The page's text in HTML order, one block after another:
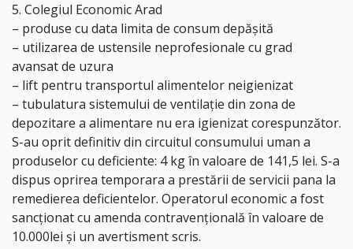
5. Colegiul Economic Arad
– produse cu data limita de consum depășită
– utilizarea de ustensile neprofesionale cu grad
avansat de uzura
– lift pentru transportul alimentelor neigienizat
– tubulatura sistemului de ventilație din zona de
depozitare a alimentare nu era igienizat corespunzător.
S-au oprit definitiv din circuitul consumului uman a
produselor cu deficiente: 4 kg în valoare de 141,5 lei. S-a
dispus oprirea temporara a prestării de servicii pana la
remedierea deficientelor. Operatorul economic a fost
sancționat cu amenda contravențională în valoare de
10.000lei și un avertisment scris.